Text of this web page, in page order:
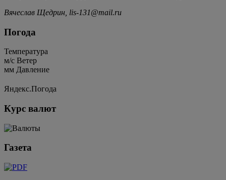
Вячеслав Щедрин, lis-131@mail.ru
Погода
Температура
м/c Ветер
мм Давление
Яндекс.Погода
Курс валют
Газета